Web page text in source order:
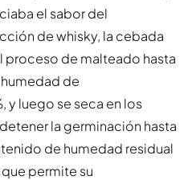
el sabor del
de whisky, la cebada
proceso de malteado hasta
de
y luego se seca en los
la germinación hasta
de humedad residual
permite su